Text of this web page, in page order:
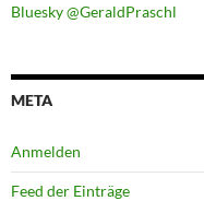
Bluesky @GeraldPraschl
META
Anmelden
Feed der Einträge